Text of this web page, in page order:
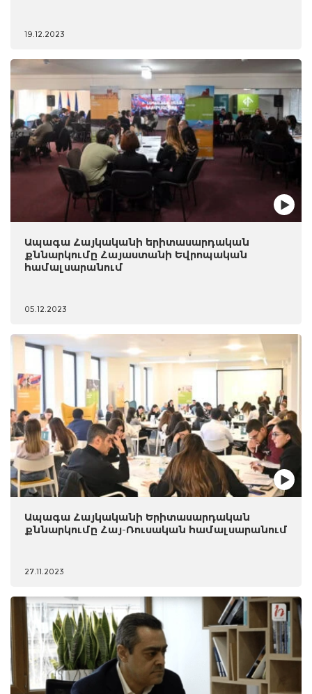
19.12.2023
Ապագա Հայկականի երիտասարդական
քննարկումը Հայաստանի Եվրոպական
համալսարանում
05.12.2023
Ապագա Հայկականի Երիտասարդական
քննարկումը Հայ-Ռուսական համալսարանում
27.11.2023